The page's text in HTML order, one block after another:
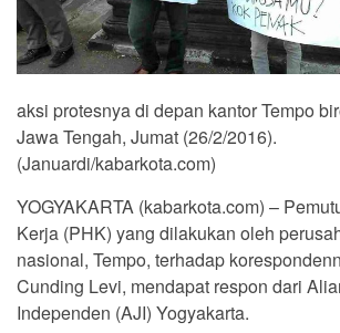
aksi protesnya di depan kantor Tempo
Jawa Tengah, Jumat (26/2/2016).
(Januardi/kabarkota.com)
YOGYAKARTA (kabarkota.com) –
Kerja (PHK) yang dilakukan oleh
nasional, Tempo, terhadap
Cunding Levi, mendapat respon dari
Independen (AJI) Yogyakarta.